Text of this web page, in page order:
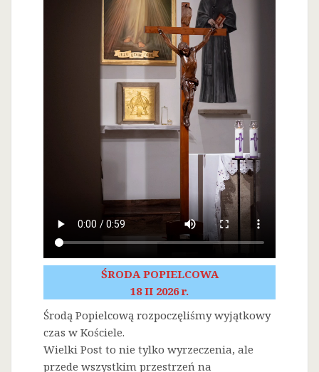
ŚRODA POPIELCOWA
18 II 2026 r.
Środą Popielcową rozpoczęliśmy wyjątkowy
czas w Kościele.
Wielki Post to nie tylko wyrzeczenia, ale
przede wszystkim przestrzeń na